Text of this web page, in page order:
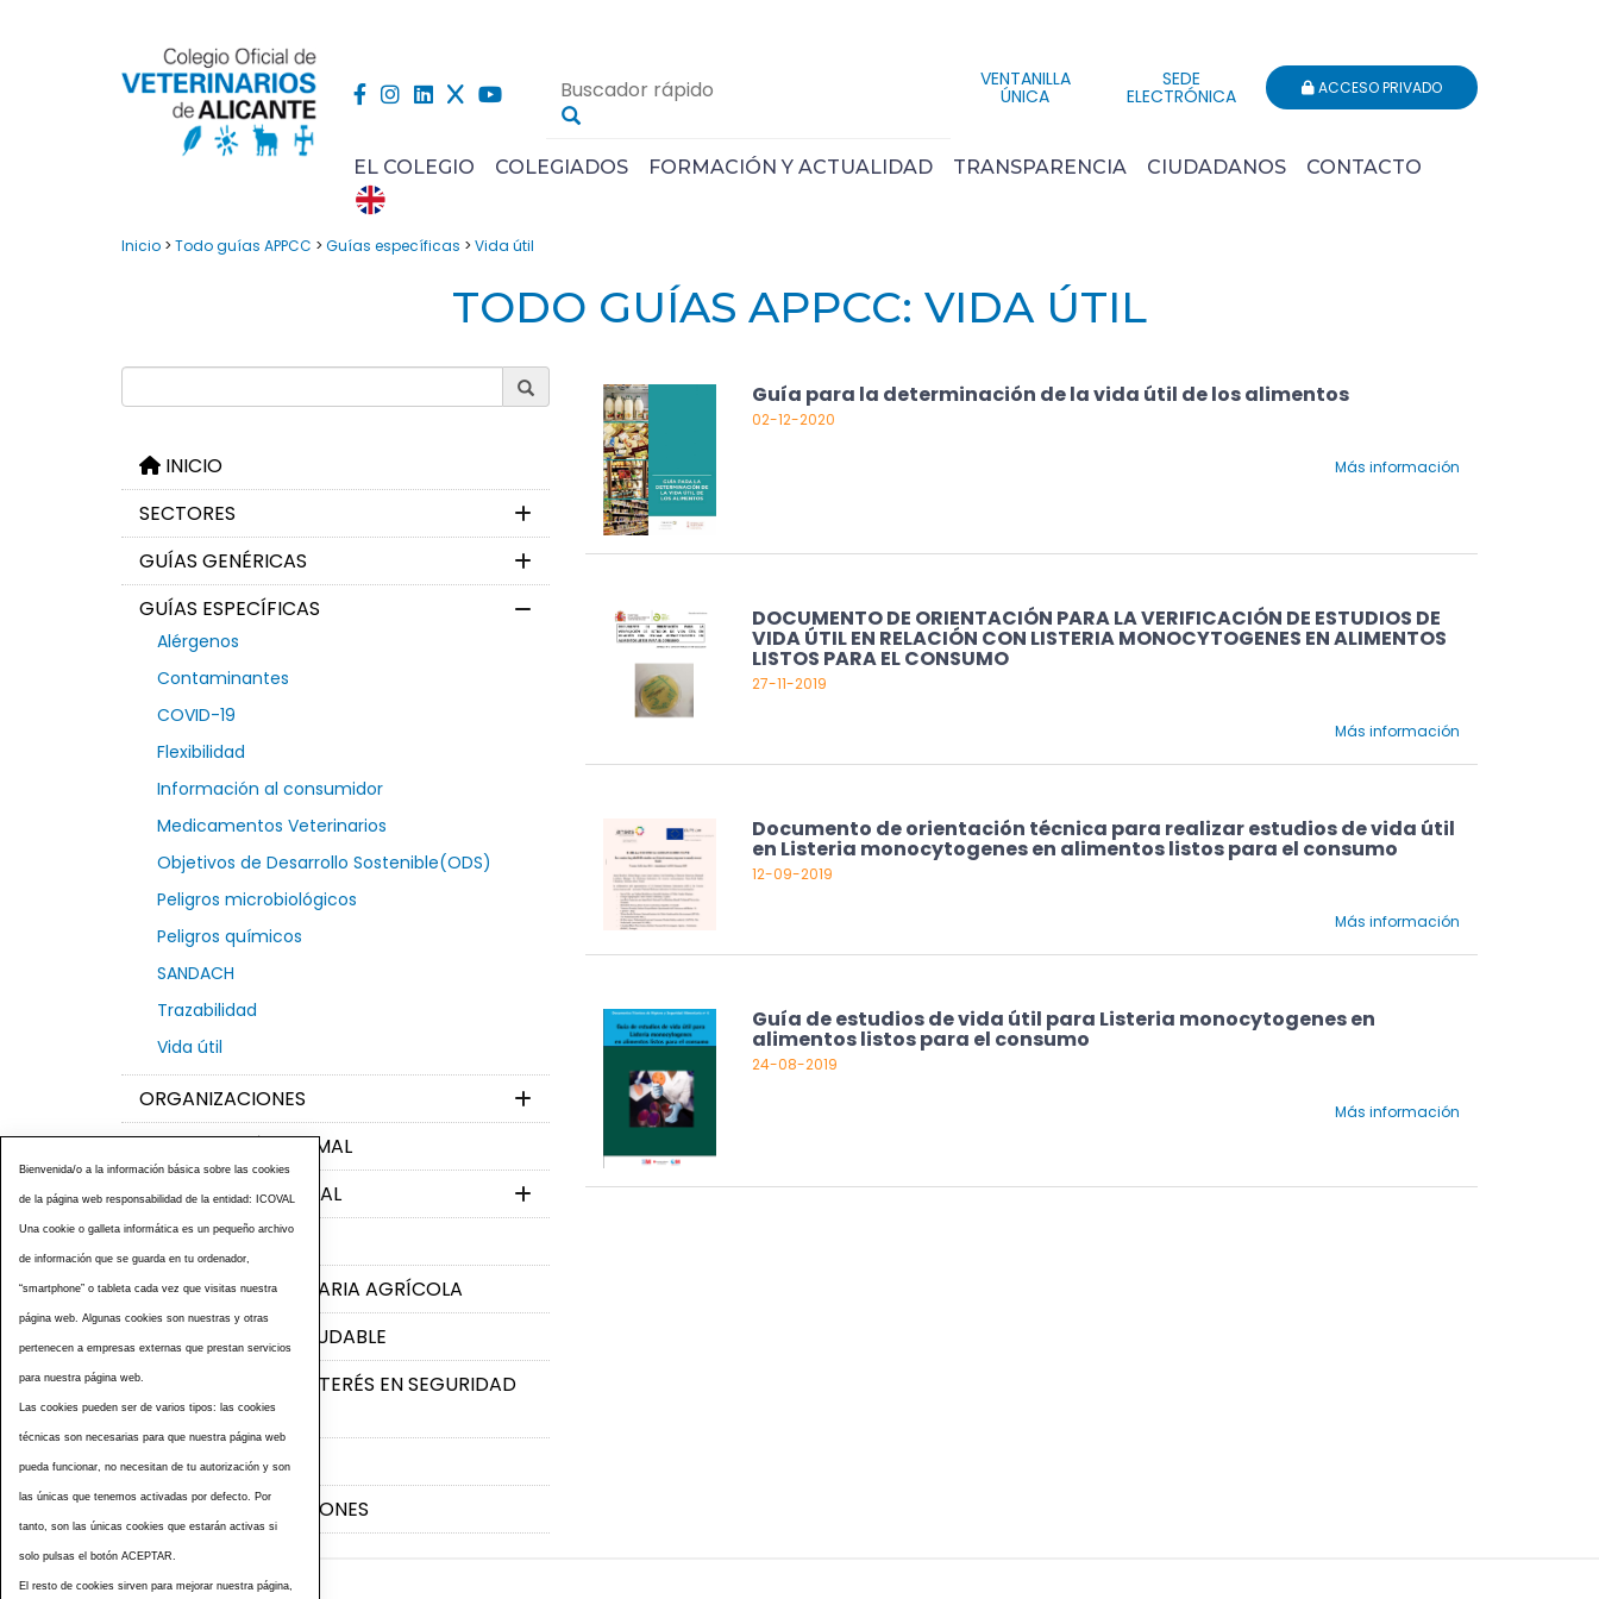
VENTANILLA
ÚNICA
SEDE
ELECTRÓNICA ACCESO PRIVADO
EL COLEGIO COLEGIADOS FORMACIÓN Y ACTUALIDAD TRANSPARENCIA CIUDADANOS CONTACTO
Inicio > Todo guías APPCC > Guías específicas > Vida útil
TODO GUÍAS APPCC: VIDA ÚTIL
INICIO
SECTORES
GUÍAS GENÉRICAS
GUÍAS ESPECÍFICAS
Alérgenos
Contaminantes
COVID-19
Flexibilidad
Información al consumidor
Medicamentos Veterinarios
Objetivos de Desarrollo Sostenible(ODS)
Peligros microbiológicos
Peligros químicos
SANDACH
Trazabilidad
Vida útil
ORGANIZACIONES
ALIMENTACIÓN ANIMAL
PRODUCCIÓN ANIMAL
BIENESTAR ANIMAL
PRODUCCIÓN PRIMARIA AGRÍCOLA
ALIMENTACIÓN SALUDABLE
ENLACES WEB DE INTERÉS EN SEGURIDAD
ALIMENTARIA
CONTACTO
ÚLTIMAS PUBLICACIONES
Guía para la determinación de la vida útil de los alimentos
02-12-2020
Más información
DOCUMENTO DE ORIENTACIÓN PARA LA VERIFICACIÓN DE ESTUDIOS DE
VIDA ÚTIL EN RELACIÓN CON LISTERIA MONOCYTOGENES EN ALIMENTOS
LISTOS PARA EL CONSUMO
27-11-2019
Más información
Documento de orientación técnica para realizar estudios de vida útil
en Listeria monocytogenes en alimentos listos para el consumo
12-09-2019
Más información
Guía de estudios de vida útil para Listeria monocytogenes en
alimentos listos para el consumo
24-08-2019
Más información
Bienvenida/o a la información básica sobre las cookies
de la página web responsabilidad de la entidad: ICOVAL
Una cookie o galleta informática es un pequeño archivo
de información que se guarda en tu ordenador,
“smartphone” o tableta cada vez que visitas nuestra
página web. Algunas cookies son nuestras y otras
pertenecen a empresas externas que prestan servicios
para nuestra página web.
Las cookies pueden ser de varios tipos: las cookies
técnicas son necesarias para que nuestra página web
pueda funcionar, no necesitan de tu autorización y son
las únicas que tenemos activadas por defecto. Por
tanto, son las únicas cookies que estarán activas si
solo pulsas el botón ACEPTAR.
El resto de cookies sirven para mejorar nuestra página,